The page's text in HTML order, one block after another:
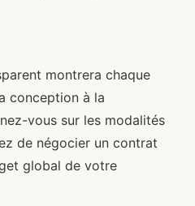
montrera chaque
conception à la
vous sur les modalités
de négocier un contrat
global de votre